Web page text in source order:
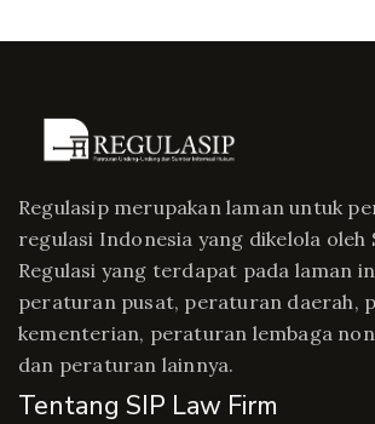
Regulasip merupakan laman untuk
regulasi Indonesia yang dikelola oleh
Regulasi yang terdapat pada laman
peraturan pusat, peraturan daerah,
kementerian, peraturan lembaga
dan peraturan lainnya.
Tentang SIP Law Firm